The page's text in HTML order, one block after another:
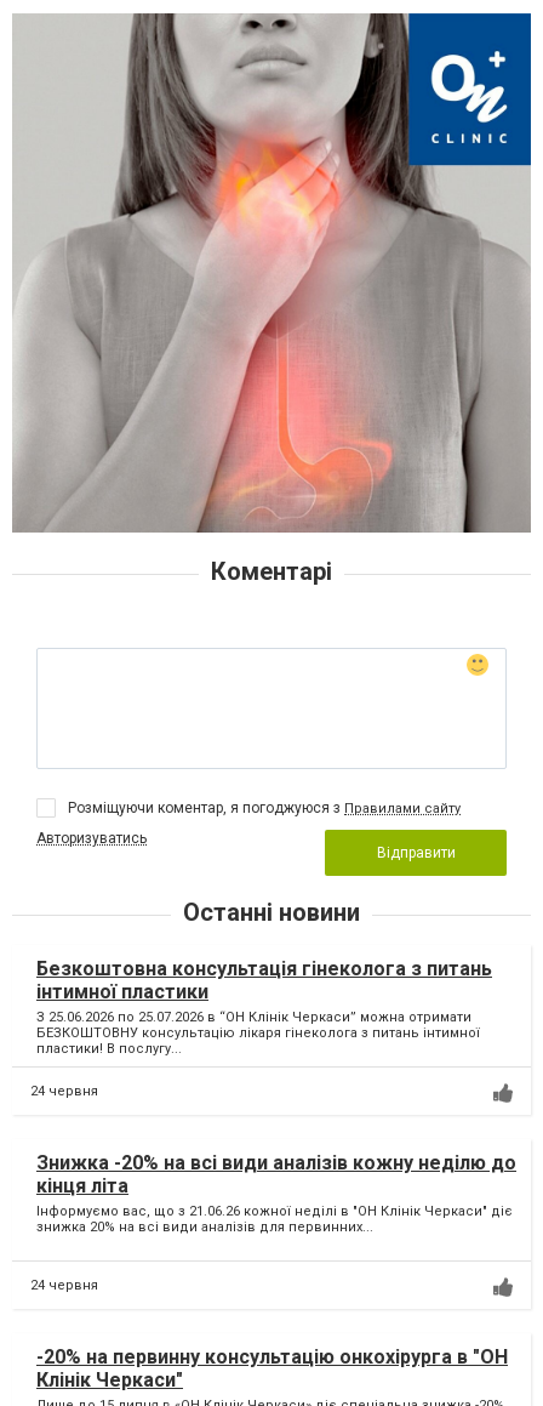
Коментарі
Розміщуючи коментар, я погоджуюся з Правилами сайту
Авторизуватись
Відправити
Останні новини
Безкоштовна консультація гінеколога з питань
інтимної пластики
З 25.06.2026 по 25.07.2026 в “ОН Клінік Черкаси” можна отримати
БЕЗКОШТОВНУ консультацію лікаря гінеколога з питань інтимної
пластики! В послугу...
24 червня
Знижка -20% на всі види аналізів кожну неділю до
кінця літа
Інформуємо вас, що з 21.06.26 кожної неділі в "ОН Клінік Черкаси" діє
знижка 20% на всі види аналізів для первинних...
24 червня
-20% на первинну консультацію онкохірурга в "ОН
Клінік Черкаси"